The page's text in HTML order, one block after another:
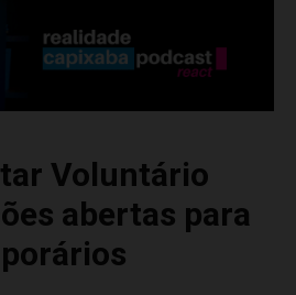
Voluntário
abertas para